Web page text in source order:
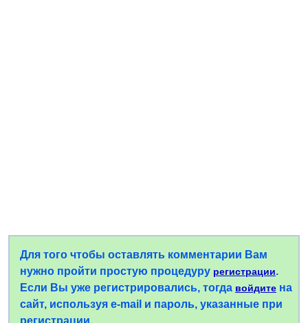
Для того чтобы оставлять комментарии Вам
нужно пройти простую процедуру регистрации.
Если Вы уже регистрировались, тогда войдите на
сайт, используя e-mail и пароль, указанные при
регистрации.